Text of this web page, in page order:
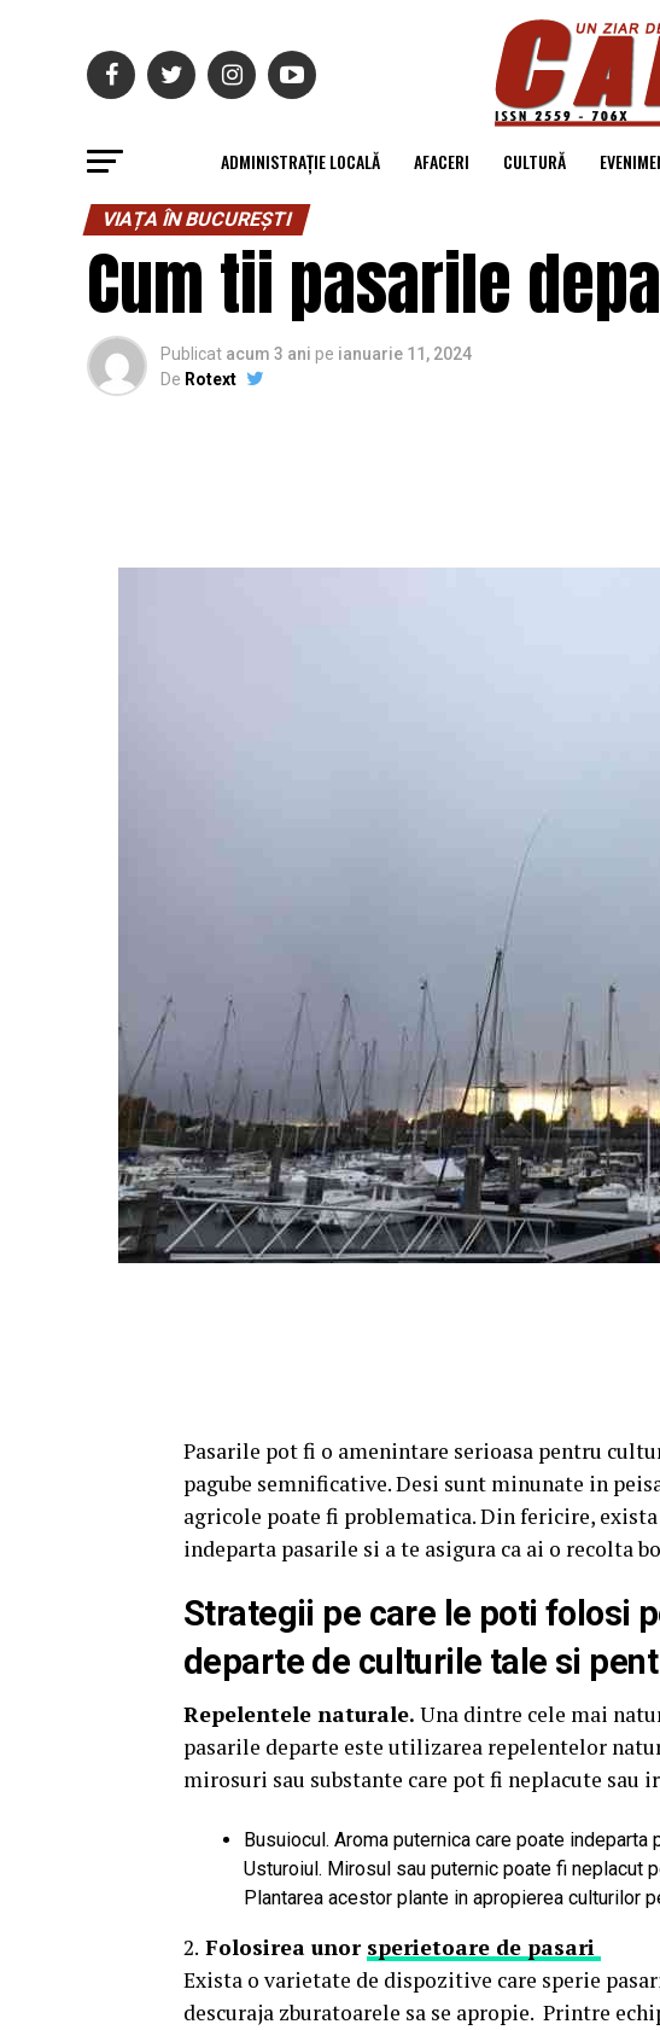
ADMINISTRAȚIE LOCALĂ AFACERI CULTURĂ
VIAȚA ÎN BUCUREȘTI
Cum tii pasarile
Publicat acum 3 ani pe ianuarie 11, 2024
De Rotext
Pasarile pot fi o amenintare serioasa pentru
pagube semnificative. Desi sunt minunate in
agricole poate fi problematica. Din fericire,
indeparta pasarile si a te asigura ca ai o recolta
Strategii pe care le poti folosi
departe de culturile tale si
Repelentele naturale. Una dintre cele mai
pasarile departe este utilizarea repelentelor
mirosuri sau substante care pot fi neplacute sau
Busuiocul. Aroma puternica care poate indeparta
Usturoiul. Mirosul sau puternic poate fi neplacut
Plantarea acestor plante in apropierea culturilor
2. Folosirea unor sperietoare de pasari
Exista o varietate de dispozitive care sperie
descuraja zburatoarele sa se apropie. Printre